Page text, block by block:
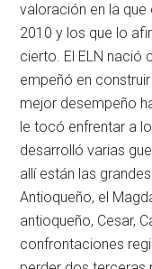
valoración en la que
2010 y los que lo
cierto. El ELN nació
empeñó en
mejor desempeño
le tocó enfrentar a
desarrolló varias
allí están las
Antioqueño, el
antioqueño, Cesar,
confrontaciones